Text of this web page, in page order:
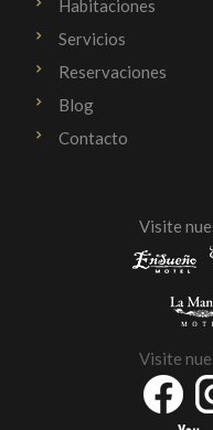
Habitaciones
Servicios
Reservaciones
Blog
Contacto
Visite
Visite